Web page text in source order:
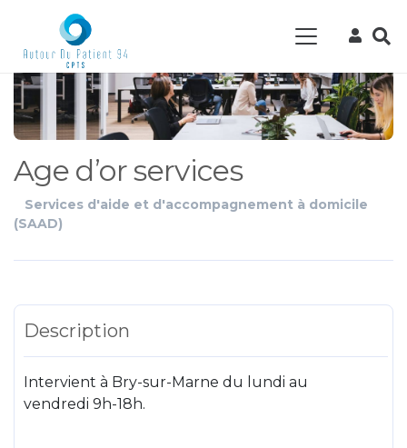
Age d’or services
Services d'aide et d'accompagnement à domicile
(SAAD)
Description
Intervient à Bry-sur-Marne du lundi au
vendredi 9h-18h.